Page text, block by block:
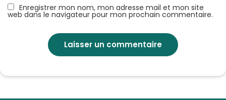
Enregistrer mon nom, mon adresse mail et mon site
web dans le navigateur pour mon prochain commentaire.